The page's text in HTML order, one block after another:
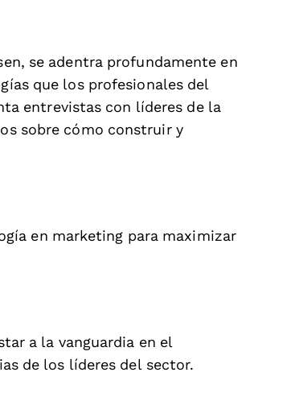
se adentra profundamente en
que los profesionales del
entrevistas con líderes de la
sobre cómo construir y
en marketing para maximizar
a la vanguardia en el
de los líderes del sector.